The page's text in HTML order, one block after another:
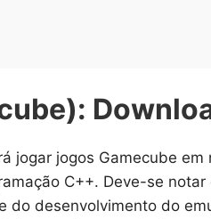
jogar jogos Gamecube
C++. Deve-se
do desenvolvimento do